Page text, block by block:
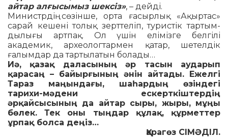
айтар ал­ғысымыз шексіз», – дейді.
Министрдің сөзінше, орта ға­сырлық «Ақыртас»
сарай кеше­ні толық зерттеліп, туристік тар­тым­
дылығы артпақ. Ол үшін елі­мізге белгілі
академик, ар­хео­логтармен қатар, шетелдік
ғалымдар да тар­тылатын болады…
Иә, қазақ даласының әр тасын аударып
қарасаң – байырғының әнін айтады. Ежелгі
Тараз маңындағы, шаһардың өзіндегі
тарихи-мәдени ескерткіштердің
әрқайсысының да айтар сыры, жыры, мұңы
бөлек. Тек оны тыңдар құлақ, құрметтер
ұрпақ болса деңіз…
Қарагөз СІМӘДІЛ.